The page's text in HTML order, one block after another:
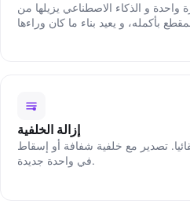
واحدة و الذكاء الاصطناعي يزيلها من
إزالة الخلفية
تصدير مع خلفية شفافة أو إسقاط
في واحدة جديدة.